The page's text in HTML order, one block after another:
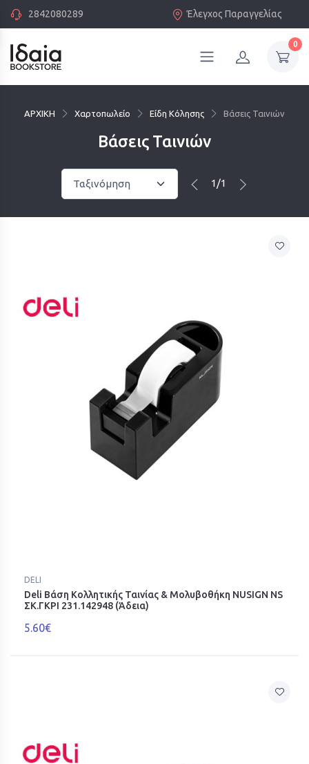
2842080289 Έλεγχος Παραγγελίας
0
ΑΡΧΙΚΗ Χαρτοπωλείο Είδη Κόλησης Βάσεις Ταινιών
Βάσεις Ταινιών
1/1
DELI
Deli Βάση Κολλητικής Ταινίας & Μολυβοθήκη NUSIGN NS
ΣΚ.ΓΚΡΙ 231.142948 (Άδεια)
5.60€